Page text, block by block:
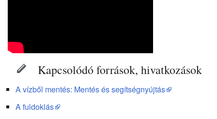
Kapcsolódó források, hivatkozások
A vízből mentés: Mentés és segítségnyújtás
A fuldoklás